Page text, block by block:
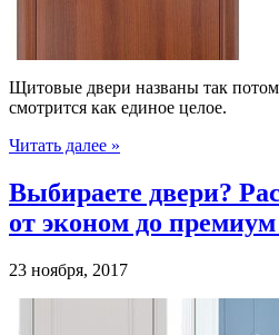
Щитовые двери названы так
смотрится как единое целое.
Читать далее »
Выбираете двери?
от эконом до премиум
23 ноября, 2017